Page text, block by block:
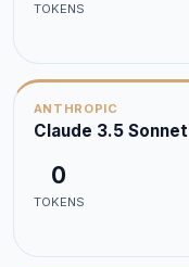
TOKENS
ANTHROPIC
Claude 3.5 Sonnet
0
TOKENS